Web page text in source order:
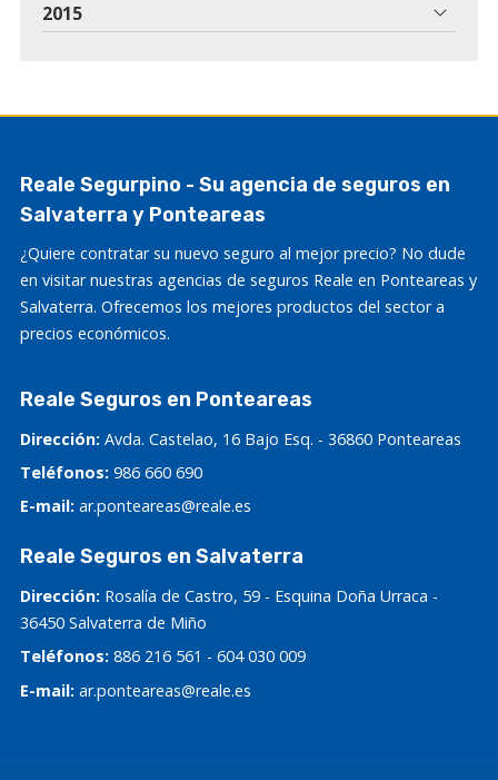
2015
Reale Segurpino - Su agencia de seguros en
Salvaterra y Ponteareas
¿Quiere contratar su nuevo seguro al mejor precio? No dude
en visitar nuestras agencias de seguros Reale en Ponteareas y
Salvaterra. Ofrecemos los mejores productos del sector a
precios económicos.
Reale Seguros en Ponteareas
Dirección: Avda. Castelao, 16 Bajo Esq. - 36860 Ponteareas
Teléfonos: 986 660 690
E-mail: ar.ponteareas@reale.es
Reale Seguros en Salvaterra
Dirección: Rosalía de Castro, 59 - Esquina Doña Urraca -
36450 Salvaterra de Miño
Teléfonos: 886 216 561 - 604 030 009
E-mail: ar.ponteareas@reale.es